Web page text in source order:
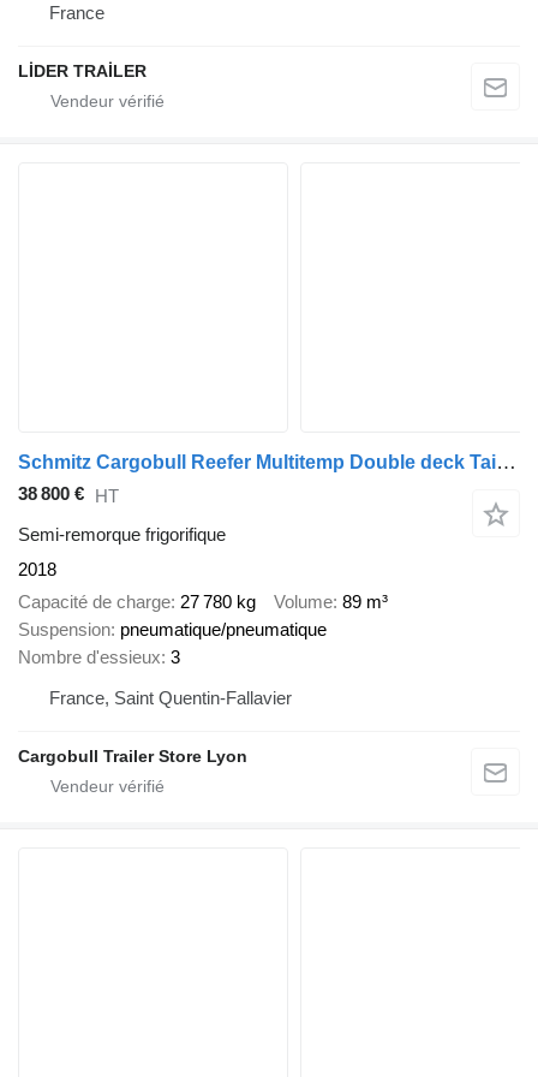
France
LİDER TRAİLER
Schmitz Cargobull Reefer Multitemp Double deck Taillift
38 800 € HT
Semi-remorque frigorifique
2018
Capacité de charge 27 780 kg Volume 89 m³
Suspension pneumatique/pneumatique
Nombre d'essieux 3
France, Saint Quentin-Fallavier
Cargobull Trailer Store Lyon